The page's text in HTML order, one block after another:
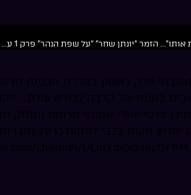
“האור נמצא רק צריך לגלות אותו”… הזמר “יונתן שחר” “על שפת הנהר” פרק 1 ערוץ מקום בלב”